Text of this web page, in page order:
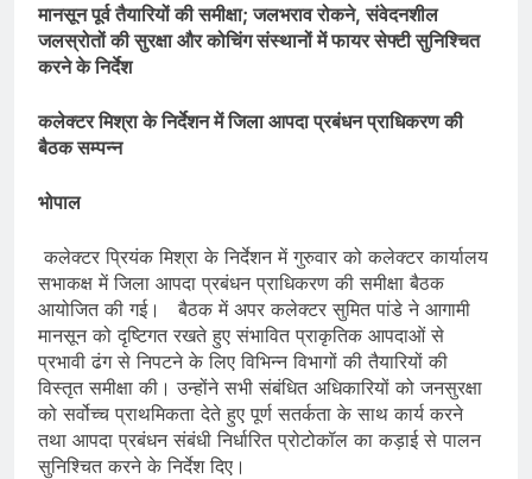
मानसून पूर्व तैयारियों की समीक्षा; जलभराव रोकने, संवेदनशील
जलस्रोतों की सुरक्षा और कोचिंग संस्थानों में फायर सेफ्टी सुनिश्चित
करने के निर्देश
कलेक्टर मिश्रा के निर्देशन में जिला आपदा प्रबंधन प्राधिकरण की
बैठक सम्पन्न
भोपाल
कलेक्टर प्रियंक मिश्रा के निर्देशन में गुरुवार को कलेक्टर कार्यालय
सभाकक्ष में जिला आपदा प्रबंधन प्राधिकरण की समीक्षा बैठक
आयोजित की गई। बैठक में अपर कलेक्टर सुमित पांडे ने आगामी
मानसून को दृष्टिगत रखते हुए संभावित प्राकृतिक आपदाओं से
प्रभावी ढंग से निपटने के लिए विभिन्न विभागों की तैयारियों की
विस्तृत समीक्षा की। उन्होंने सभी संबंधित अधिकारियों को जनसुरक्षा
को सर्वोच्च प्राथमिकता देते हुए पूर्ण सतर्कता के साथ कार्य करने
तथा आपदा प्रबंधन संबंधी निर्धारित प्रोटोकॉल का कड़ाई से पालन
सुनिश्चित करने के निर्देश दिए।